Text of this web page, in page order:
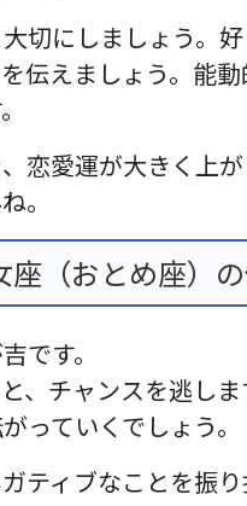
切にしましょう。
伝えましょう。能
恋愛運が大きく上
。
座（おとめ座）
です。
、チャンスを逃しま
っていくでしょう。
ティブなことを振